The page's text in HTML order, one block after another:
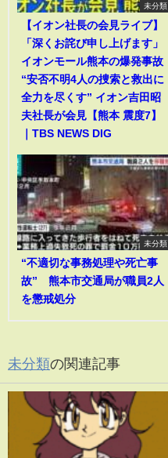
未分類
【イオン社長の会見ライブ】
「深くお詫び申し上げます」
イオンモール熊本の爆発事故
“安否不明4人の捜索と救出に
全力を尽くす” イオン吉田昭
夫社長が会見【熊本 震度7】
｜TBS NEWS DIG
未分類
“不適切な事務処理や死亡事
故” 熊本市交通局が職員2人
を懲戒処分
未分類の関連記事